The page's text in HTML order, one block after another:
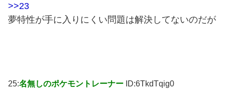
>>23
夢特性が手に入りにくい問題は解決してないのだが
25:名無しのポケモントレーナー ID:6TkdTqig0